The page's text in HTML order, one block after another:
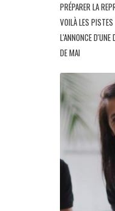
PRÉPARER LA
VOILÀ LES
L'ANNONCE D'UNE
DE MAI